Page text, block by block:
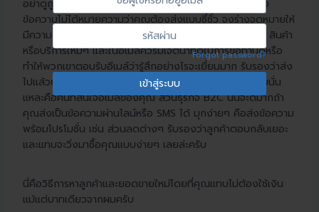
In
ผู้
ใช้
ที่
อยู่
ผ่าน
Forgot password?
อย่าดูถูกวิธีนี้เชียวนะครับ ใช้ได้กับทุกธุรกิจ การยิงอีเมล์หรือ
ข้อความไม่ได้หมายความว่าคุณต้องส่งแบบซี้ซั้ว จงร่างจดหมายให้
มีความกระชับและควรเป็นข่าวดีที่ทำให้ชีวิตพวกเขาดีขึ้น เช่น สินค้า
หรือบริการใหม่ๆ และในอีเมล์ควรมีเจตนาที่ดีในการขอทำนัดหรือ
ทำให้พวกเขาตอบรับอีเมล์ว่ารู้สึกอย่างไรจะเยี่ยมมาก รับรองว่าส่ง
ไปแล้วย่อมมีคนตอบกลับมาอย่างแน่นอน กลุ่มคนตอบกลับนั่น
แหละคือคนที่สนใจอีเมล์ของคุณ ส่วนธุรกิจ B2C นั้นจะดีมากถ้า
คุณส่งเป็นข้อความผ่านไลน์หรือ SMS ได้ มุกง่ายๆ คือส่งข้อความ
พร้อมโปรโมชั่น เช่น ส่วนลดต่างๆ รับรองว่าลูกค้าตอบกลับเยอะ
และแทบจะวิ่งมาซื้อคุณแบบง่ายๆ เลยล่ะครับ
นี่คือวิธีการหาลูกค้าและยอดขายใหม่โดยที่คุณแทบไม่ต้องใช้เงิน
แม้แต่บาทเดียวจากผมครับ